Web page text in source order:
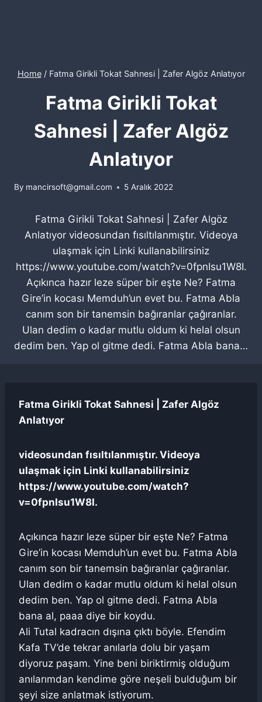
Home / Fatma Girikli Tokat Sahnesi | Zafer Algöz Anlatıyor
Fatma Girikli Tokat
Sahnesi | Zafer Algöz
Anlatıyor
By mancirsoft@gmail.com 5 Aralık 2022
Fatma Girikli Tokat Sahnesi | Zafer Algöz
Anlatıyor videosundan fısıltılanmıştır. Videoya
ulaşmak için Linki kullanabilirsiniz
https://www.youtube.com/watch?v=0fpnIsu1W8I.
Açıkınca hazır leze süper bir eşte Ne? Fatma
Gire’in kocası Memduh’un evet bu. Fatma Abla
canım son bir tanemsin bağıranlar çağıranlar.
Ulan dedim o kadar mutlu oldum ki helal olsun
dedim ben. Yap ol gitme dedi. Fatma Abla bana…
Fatma Girikli Tokat Sahnesi | Zafer Algöz
Anlatıyor
videosundan fısıltılanmıştır. Videoya
ulaşmak için Linki kullanabilirsiniz
https://www.youtube.com/watch?
v=0fpnIsu1W8I.
Açıkınca hazır leze süper bir eşte Ne? Fatma
Gire’in kocası Memduh’un evet bu. Fatma Abla
canım son bir tanemsin bağıranlar çağıranlar.
Ulan dedim o kadar mutlu oldum ki helal olsun
dedim ben. Yap ol gitme dedi. Fatma Abla
bana al, paaa diye bir koydu.
Ali Tutal kadracın dışına çıktı böyle. Efendim
Kafa TV’de tekrar anılarla dolu bir yaşam
diyoruz paşam. Yine beni biriktirmiş olduğum
anılarımdan kendime göre neşeli bulduğum bir
şeyi size anlatmak istiyorum.